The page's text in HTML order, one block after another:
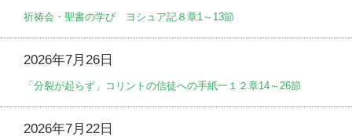
祈祷会・聖書の学び ヨシュア記８章1～13節
2026年7月26日
「分裂が起らず」コリントの信徒への手紙一１２章14～26節
2026年7月22日